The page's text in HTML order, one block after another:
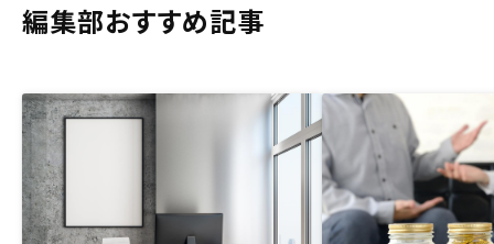
編集部おすすめ記事